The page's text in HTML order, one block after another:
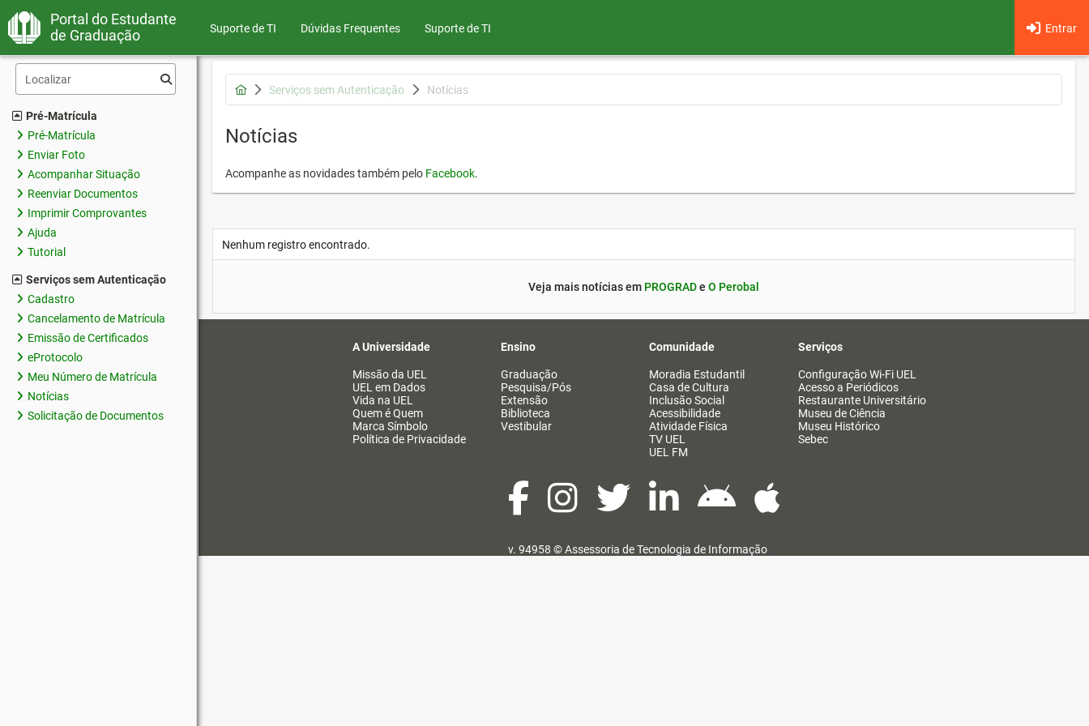
Portal do Estudante
de Graduação
Suporte de TI Dúvidas Frequentes Entrar
Suporte de TI
Pré-Matrícula
Pré-Matrícula
Enviar Foto
Acompanhar Situação
Reenviar Documentos
Imprimir Comprovantes
Ajuda
Tutorial
Serviços sem Autenticação
Cadastro
Cancelamento de Matrícula
Emissão de Certificados
eProtocolo
Meu Número de Matrícula
Notícias
Solicitação de Documentos
Serviços sem Autenticação Notícias
Notícias
Acompanhe as novidades também pelo Facebook.
Nenhum registro encontrado.
Veja mais notícias em PROGRADe O Perobal
A Universidade
Missão da UEL
UEL em Dados
Vida na UEL
Quem é Quem
Marca Símbolo
Política de Privacidade
Ensino
Graduação
Pesquisa/Pós
Extensão
Biblioteca
Vestibular
Comunidade
Moradia Estudantil
Casa de Cultura
Inclusão Social
Acessibilidade
Atividade Física
TV UEL
UEL FM
Serviços
Configuração Wi-Fi UEL
Acesso a Periódicos
Restaurante Universitário
Museu de Ciência
Museu Histórico
Sebec
v. 94958 ©Assessoria de Tecnologia de Informação